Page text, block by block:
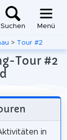
Suchen Menü
> Tour #2
Tour #2
in